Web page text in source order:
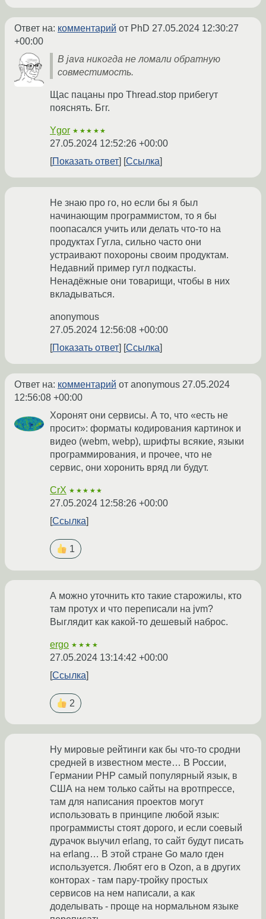
Ответ на: комментарий от PhD 27.05.2024 12:30:27
+00:00
В java никогда не ломали обратную
совместимость.
Щас пацаны про Thread.stop прибегут
пояснять. Бгг.
Ygor ★★★★★
27.05.2024 12:52:26 +00:00
Показать ответ
Ссылка
Не знаю про го, но если бы я был
начинающим программистом, то я бы
поопасался учить или делать что-то на
продуктах Гугла, сильно часто они
устраивают похороны своим продуктам.
Недавний пример гугл подкасты.
Ненадёжные они товарищи, чтобы в них
вкладываться.
anonymous
27.05.2024 12:56:08 +00:00
Показать ответ
Ссылка
Ответ на: комментарий от anonymous 27.05.2024
12:56:08 +00:00
Хоронят они сервисы. А то, что «есть не
просит»: форматы кодирования картинок и
видео (webm, webp), шрифты всякие, языки
программирования, и прочее, что не
сервис, они хоронить вряд ли будут.
CrX ★★★★★
27.05.2024 12:58:26 +00:00
Ссылка
1
А можно уточнить кто такие старожилы, кто
там протух и что переписали на jvm?
Выглядит как какой-то дешевый наброс.
ergo ★★★★
27.05.2024 13:14:42 +00:00
Ссылка
2
Ну мировые рейтинги как бы что-то сродни
средней в известном месте… В России,
Германии PHP самый популярный язык, в
США на нем только сайты на вротпрессе,
там для написания проектов могут
использовать в принципе любой язык:
программисты стоят дорого, и если соевый
дурачок выучил erlang, то сайт будут писать
на erlang… В этой стране Go мало гден
используется. Любят его в Ozon, а в других
конторах - там пару-тройку простых
сервисов на нем написали, а как
доделывать - проще на нормальном языке